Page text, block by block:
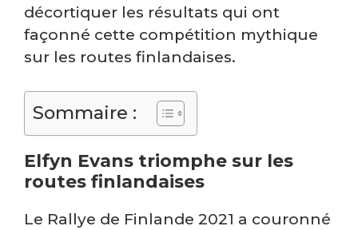
décortiquer les résultats qui ont
façonné cette compétition mythique
sur les routes finlandaises.
Sommaire :
Elfyn Evans triomphe sur les
routes finlandaises
Le Rallye de Finlande 2021 a couronné